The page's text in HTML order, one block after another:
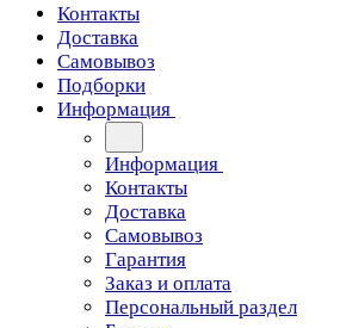
Контакты
Доставка
Самовывоз
Подборки
Информация
Информация
Контакты
Доставка
Самовывоз
Гарантия
Заказ и оплата
Персональный раздел